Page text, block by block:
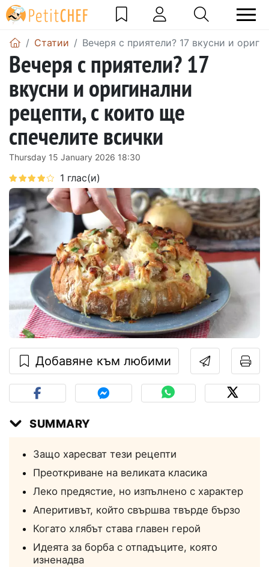
Статии Вечеря с приятели? 17 вкусни и
Вечеря с приятели? 17
вкусни и оригинални
рецепти, с които ще
спечелите всички
Thursday 15 January 2026 18:30
Добавяне към любими
SUMMARY
Защо харесват тези рецепти
Преоткриване на великата класика
Леко предястие, но изпълнено с характер
Аперитивът, който свършва твърде бързо
Когато хлябът става главен герой
Идеята за борба с отпадъците, която
изненадва